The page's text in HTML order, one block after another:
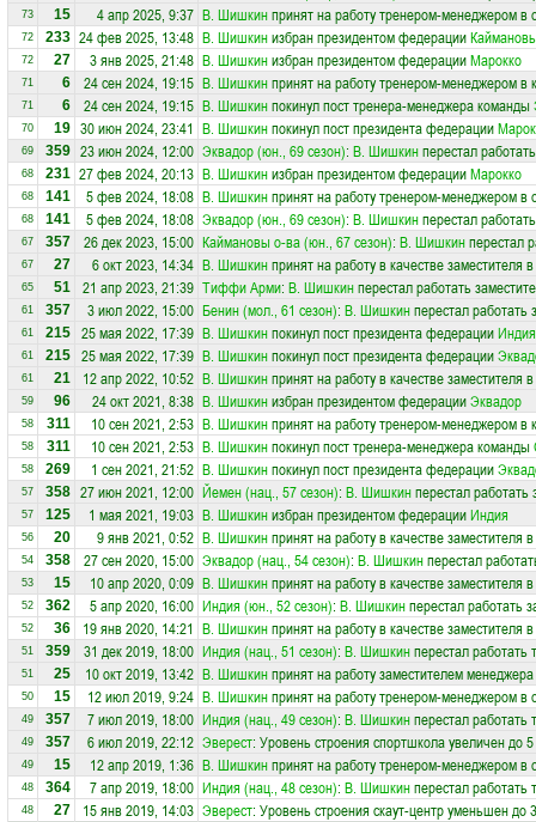
73 15 4 апр 2025, 9:37 В. Шишкинпринят на работу тренером-менеджером в
72 233 24 фев 2025, 13:48 В. Шишкинизбран президентом федерации
72 27 3 янв 2025, 21:48 В. Шишкинизбран президентом федерацииМарокко
71 6 24 сен 2024, 19:15 В. Шишкинпринят на работу тренером-менеджером в
71 6 24 сен 2024, 19:15 В. Шишкинпокинул пост тренера-менеджера команды
70 19 30 июн 2024, 23:41 В. Шишкинпокинул пост президента федерации
69 359 23 июн 2024, 12:00 Эквадор (юн., 69 сезон): В. Шишкинперестал
68 231 27 фев 2024, 20:13 В. Шишкинизбран президентом федерацииМарокко
68 141 5 фев 2024, 18:08 В. Шишкинпринят на работу тренером-менеджером в
68 141 5 фев 2024, 18:08 Эквадор (юн., 69 сезон): В. Шишкинперестал
67 357 26 дек 2023, 15:00 Каймановы о-ва (юн., 67 сезон): В. Шишкинперестал
67 27 6 окт 2023, 14:34 В. Шишкинпринят на работу в качестве заместителя
65 51 21 апр 2023, 21:39 Тиффи Арми: В. Шишкинперестал работать
61 357 3 июл 2022, 15:00 Бенин (мол., 61 сезон): В. Шишкинперестал работать
61 215 25 мая 2022, 17:39 В. Шишкинпокинул пост президента федерацииИндия
61 215 25 мая 2022, 17:39 В. Шишкинпокинул пост президента федерации
61 21 12 апр 2022, 10:52 В. Шишкинпринят на работу в качестве заместителя
59 96 24 окт 2021, 8:38 В. Шишкинизбран президентом федерацииЭквадор
58 311 10 сен 2021, 2:53 В. Шишкинпринят на работу тренером-менеджером в
58 311 10 сен 2021, 2:53 В. Шишкинпокинул пост тренера-менеджера команды
58 269 1 сен 2021, 21:52 В. Шишкинпокинул пост президента федерации
57 358 27 июн 2021, 12:00 Йемен (нац., 57 сезон): В. Шишкинперестал работать
57 125 1 мая 2021, 19:03 В. Шишкинизбран президентом федерацииИндия
56 20 9 янв 2021, 0:52 В. Шишкинпринят на работу в качестве заместителя
54 358 27 сен 2020, 15:00 Эквадор (нац., 54 сезон): В. Шишкинперестал
53 15 10 апр 2020, 0:09 В. Шишкинпринят на работу в качестве заместителя
52 362 5 апр 2020, 16:00 Индия (юн., 52 сезон): В. Шишкинперестал работать
52 36 19 янв 2020, 14:21 В. Шишкинпринят на работу в качестве заместителя
51 359 31 дек 2019, 18:00 Индия (нац., 51 сезон): В. Шишкинперестал работать
51 25 10 окт 2019, 13:42 В. Шишкинпринят на работу заместителем
50 15 12 июл 2019, 9:24 В. Шишкинпринят на работу тренером-менеджером в
49 357 7 июл 2019, 18:00 Индия (нац., 49 сезон): В. Шишкинперестал работать
49 357 6 июл 2019, 22:12 Эверест: Уровень строения спортшкола увеличен до
49 15 12 апр 2019, 1:36 В. Шишкинпринят на работу тренером-менеджером в
48 364 7 апр 2019, 18:00 Индия (нац., 48 сезон): В. Шишкинперестал работать
48 27 15 янв 2019, 14:03 Эверест: Уровень строения скаут-центр уменьшен до